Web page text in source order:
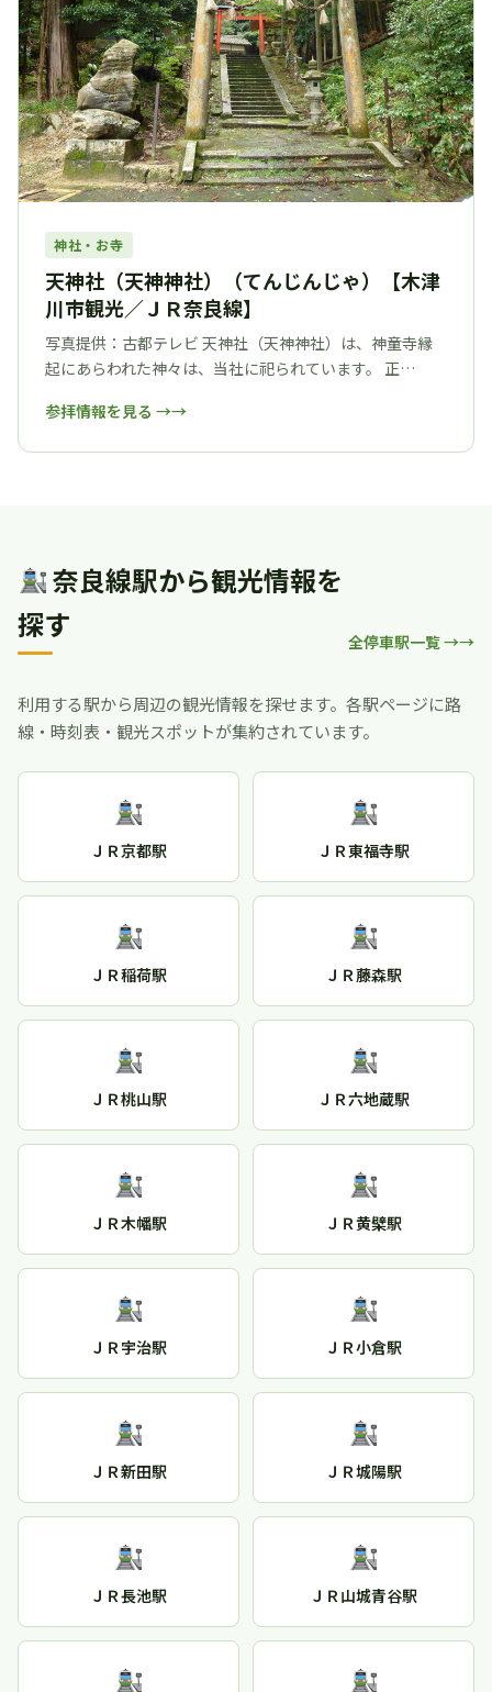
神社・お寺
天神社（天神神社）（てんじんじゃ）【木津
川市観光／ＪＲ奈良線】
写真提供：古都テレビ 天神社（天神神社）は、神童寺縁
起にあらわれた神々は、当社に祀られています。 正…
参拝情報を見る →
奈良線駅から観光情報を
探す
全停車駅一覧 →
利用する駅から周辺の観光情報を探せます。各駅ページに路
線・時刻表・観光スポットが集約されています。
ＪＲ京都駅 ＪＲ東福寺駅
ＪＲ稲荷駅 ＪＲ藤森駅
ＪＲ桃山駅 ＪＲ六地蔵駅
ＪＲ木幡駅 ＪＲ黄檗駅
ＪＲ宇治駅 ＪＲ小倉駅
ＪＲ新田駅 ＪＲ城陽駅
ＪＲ長池駅 ＪＲ山城青谷駅